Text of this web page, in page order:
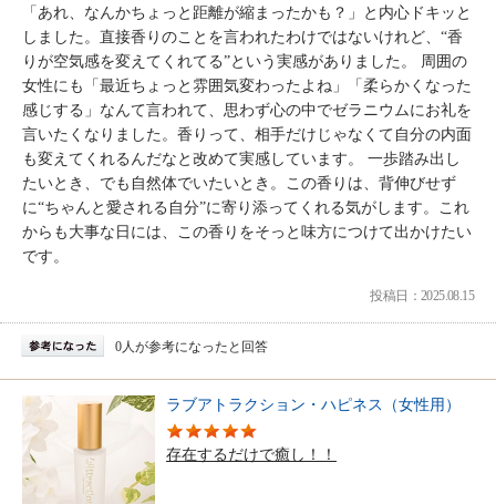
「あれ、なんかちょっと距離が縮まったかも？」と内心ドキッと
しました。直接香りのことを言われたわけではないけれど、“香
りが空気感を変えてくれてる”という実感がありました。 周囲の
女性にも「最近ちょっと雰囲気変わったよね」「柔らかくなった
感じする」なんて言われて、思わず心の中でゼラニウムにお礼を
言いたくなりました。香りって、相手だけじゃなくて自分の内面
も変えてくれるんだなと改めて実感しています。 一歩踏み出し
たいとき、でも自然体でいたいとき。この香りは、背伸びせず
に“ちゃんと愛される自分”に寄り添ってくれる気がします。これ
からも大事な日には、この香りをそっと味方につけて出かけたい
です。
投稿日：2025.08.15
0人が参考になったと回答
ラブアトラクション・ハピネス（女性用）
存在するだけで癒し！！